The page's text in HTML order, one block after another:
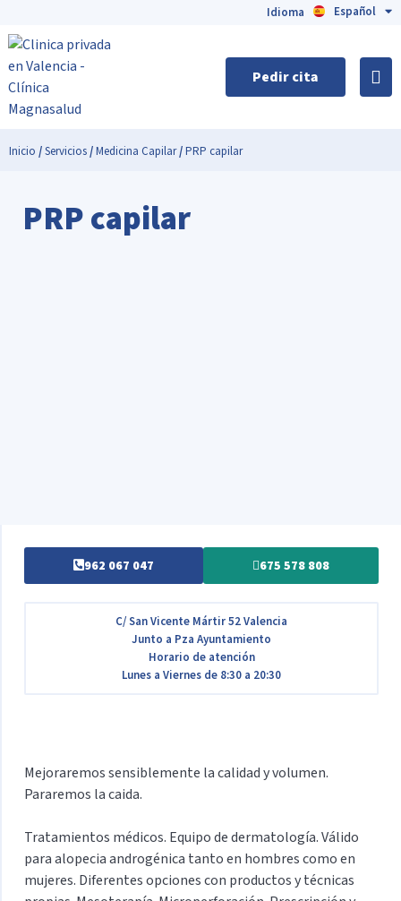
Español
English
Idioma
Pedir cita
Inicio /Servicios/Medicina Capilar/PRP capilar
PRP capilar
962 067 047 675 578 808
C/ San Vicente Mártir 52 Valencia
Junto a Pza Ayuntamiento
Horario de atención
Lunes a Viernes de 8:30 a 20:30
Mejoraremos sensiblemente la calidad y volumen.
Pararemos la caida.
Tratamientos médicos. Equipo de dermatología. Válido
para alopecia androgénica tanto en hombres como en
mujeres. Diferentes opciones con productos y técnicas